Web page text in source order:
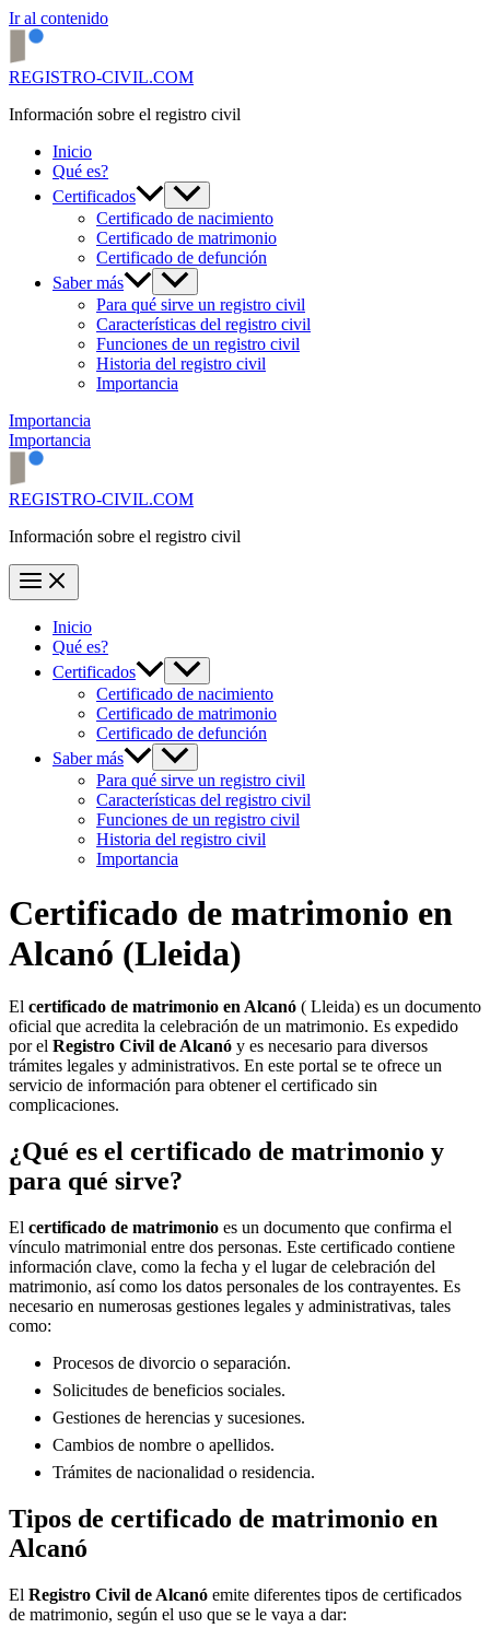
Ir al contenido
REGISTRO-CIVIL.COM
Información sobre el registro civil
Inicio
Qué es?
Certificados
Certificado de nacimiento
Certificado de matrimonio
Certificado de defunción
Saber más
Para qué sirve un registro civil
Características del registro civil
Funciones de un registro civil
Historia del registro civil
Importancia
Importancia
Importancia
REGISTRO-CIVIL.COM
Información sobre el registro civil
Inicio
Qué es?
Certificados
Certificado de nacimiento
Certificado de matrimonio
Certificado de defunción
Saber más
Para qué sirve un registro civil
Características del registro civil
Funciones de un registro civil
Historia del registro civil
Importancia
Certificado de matrimonio en
Alcanó (Lleida)
El certificado de matrimonio en Alcanó ( Lleida) es un documento
oficial que acredita la celebración de un matrimonio. Es expedido
por el Registro Civil de Alcanó y es necesario para diversos
trámites legales y administrativos. En este portal se te ofrece un
servicio de información para obtener el certificado sin
complicaciones.
¿Qué es el certificado de matrimonio y
para qué sirve?
El certificado de matrimonio es un documento que confirma el
vínculo matrimonial entre dos personas. Este certificado contiene
información clave, como la fecha y el lugar de celebración del
matrimonio, así como los datos personales de los contrayentes. Es
necesario en numerosas gestiones legales y administrativas, tales
como:
Procesos de divorcio o separación.
Solicitudes de beneficios sociales.
Gestiones de herencias y sucesiones.
Cambios de nombre o apellidos.
Trámites de nacionalidad o residencia.
Tipos de certificado de matrimonio en
Alcanó
El Registro Civil de Alcanó emite diferentes tipos de certificados
de matrimonio, según el uso que se le vaya a dar: